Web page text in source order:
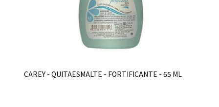
CAREY - QUITAESMALTE - FORTIFICANTE - 65 ML